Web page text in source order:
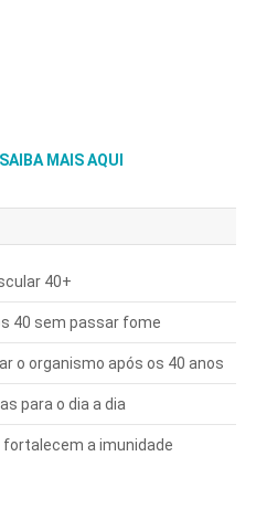
MAIS AQUI
40+
40 sem passar fome
o organismo após os 40 anos
para o dia a dia
a imunidade